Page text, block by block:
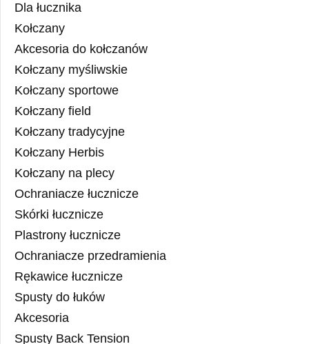
Dla łucznika
Kołczany
Akcesoria do kołczanów
Kołczany myśliwskie
Kołczany sportowe
Kołczany field
Kołczany tradycyjne
Kołczany Herbis
Kołczany na plecy
Ochraniacze łucznicze
Skórki łucznicze
Plastrony łucznicze
Ochraniacze przedramienia
Rękawice łucznicze
Spusty do łuków
Akcesoria
Spusty Back Tension